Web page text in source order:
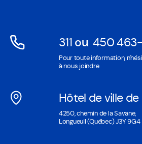
311Ouvre
dans
fenêtre
ou 450 463-
Pour toute information,
à nous joindre
Hôtel de ville de
dans
4250, chemin de la Savane,
Longueuil (Québec) J3Y 9G4